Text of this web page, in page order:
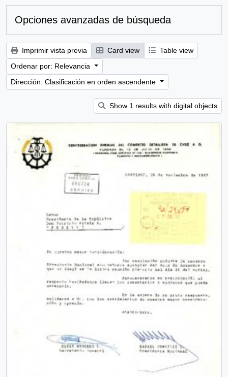
Opciones avanzadas de búsqueda
Imprimir vista previa Card view
Table view
Ordenar por: Relevancia
Dirección: Clasificación en orden ascendente
Show 1 results with digital objects